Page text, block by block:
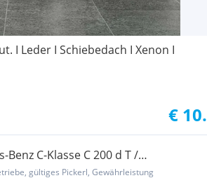
I Leder I Schiebedach I Xenon I
€
Benz C-Klasse C 200 d T /
/ Winter Aktion
gültiges Pickerl, Gewährleistung